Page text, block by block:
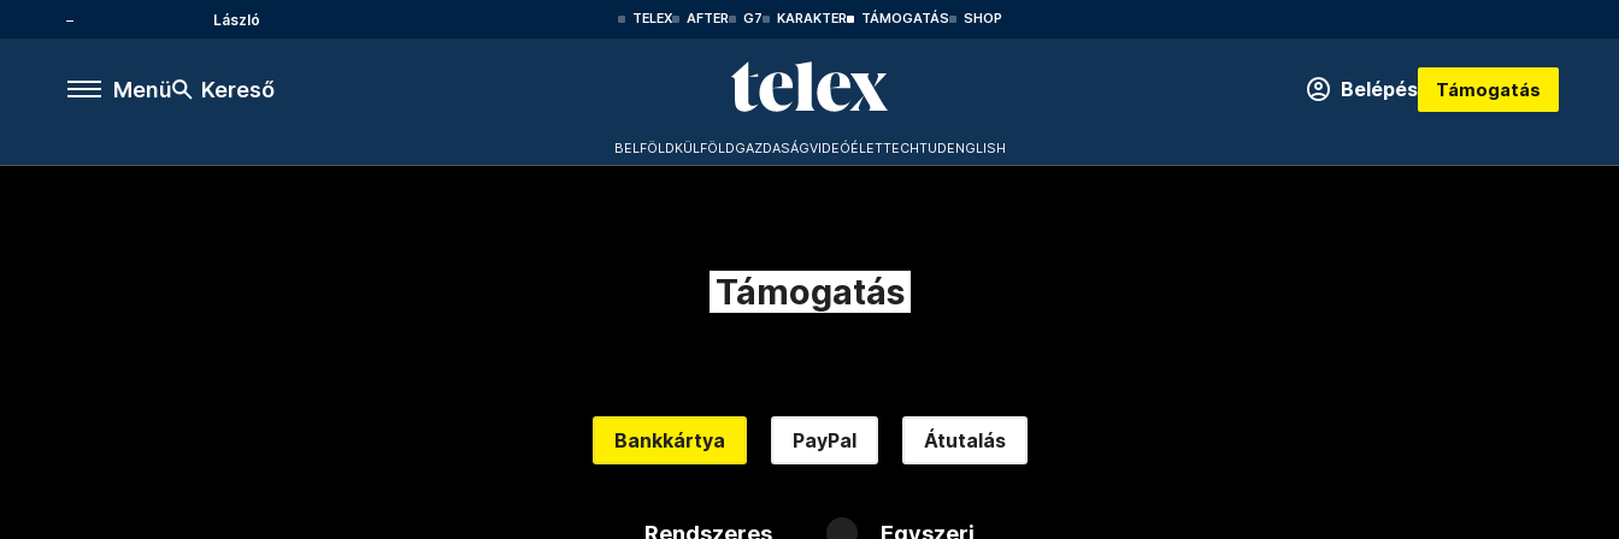
László TELEX AFTER G7 KARAKTER TÁMOGATÁS SHOP
Menü Kereső Belépés Támogatás
BELFÖLDKÜLFÖLDGAZDASÁGVIDEÓÉLETTECHTUDENGLISH
Támogatás
Bankkártya PayPal Átutalás
Rendszeres Egyszeri